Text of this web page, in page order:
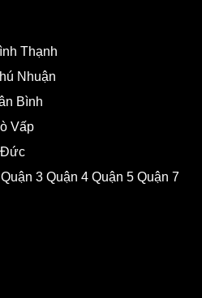
hảo… để kinh doanh. Nhằm
hiệu, lựa chọn sản phẩm an
hàng có nhu cầu.
mà đại lý nước tâm an kinh
hiệu nổi tiếng.
kinh doanh sản phẩm theo giá
số lượng áp đặt để bỏ rơi
Thạnh
Nhuận
Bình
Vấp
Đức
3 Quận 4 Quận 5 Quận 7